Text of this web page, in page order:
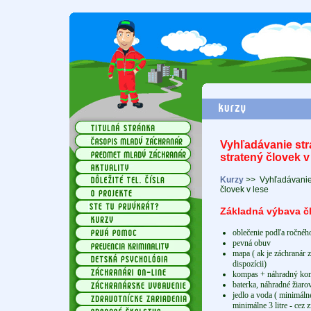
Vyhľadávanie
stratený človek v
Kurzy>>
človek v lese
Základná výbava
oblečenie podľa
pevná obuv
mapa ( ak je
dispozícii)
kompas + náhradný
baterka, náhradné
jedlo a voda (
minimálne 3 litre - cez